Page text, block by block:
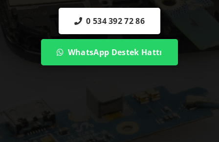
0 534 392 72 86
WhatsApp Destek Hattı